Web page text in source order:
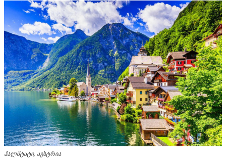
ჰალშტატი, ავსტრია